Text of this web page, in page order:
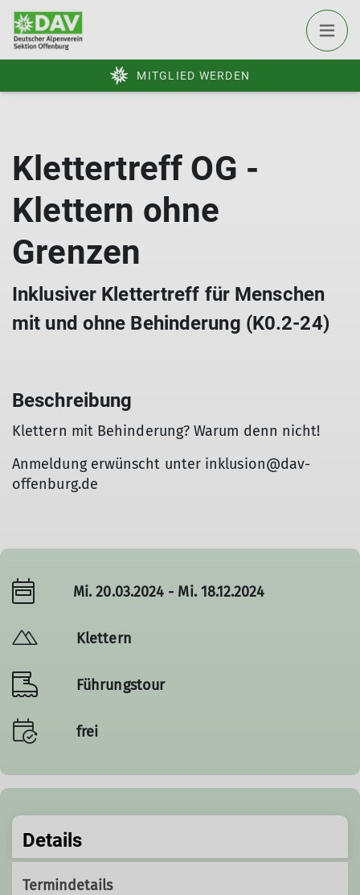
MITGLIED WERDEN
Klettertreff OG -
Klettern ohne
Grenzen
Inklusiver Klettertreff für Menschen
mit und ohne Behinderung (K0.2-24)
Beschreibung
Klettern mit Behinderung? Warum denn nicht!
Anmeldung erwünscht unter inklusion@dav-
offenburg.de
Mi. 20.03.2024 - Mi. 18.12.2024
Klettern
Führungstour
frei
Details
Termindetails